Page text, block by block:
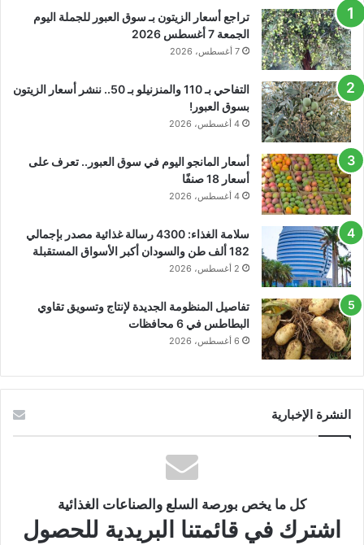
تراجع أسعار الزيتون بـ سوق العبور للجملة اليوم
الجمعة 7 أغسطس 2026
7 أغسطس، 2026
التفاحي بـ 110 والمنزنيلو بـ 50.. ننشر أسعار الزيتون
بسوق العبور!
4 أغسطس، 2026
أسعار المانجو اليوم في سوق العبور.. تعرف على
أسعار 18 صنفًا
4 أغسطس، 2026
سلامة الغذاء: 4300 رسالة غذائية مصدر بإجمالي
182 ألف طن والسودان أكبر الأسواق المستقبلة
2 أغسطس، 2026
تفاصيل المنظومة الجديدة لإنتاج وتسويق تقاوي
البطاطس في 6 محافظات
6 أغسطس، 2026
النشرة الإخبارية
كل ما يخص بورصة السلع والصناعات الغذائية
اشترك في قائمتنا البريدية للحصول